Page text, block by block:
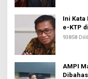
Ini Kata
e-KTP
93858
AMPI
Dibahas